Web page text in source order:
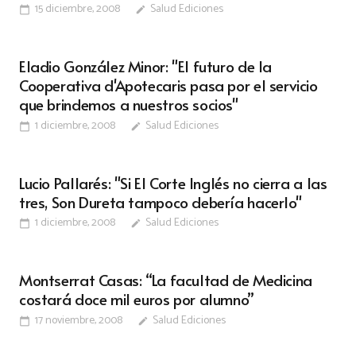
calendar_today 15 diciembre, 2008 edit Salud Ediciones
Eladio González Minor: "El futuro de la
Cooperativa d'Apotecaris pasa por el servicio
que brindemos a nuestros socios"
calendar_today 1 diciembre, 2008 edit Salud Ediciones
Lucio Pallarés: "Si El Corte Inglés no cierra a las
tres, Son Dureta tampoco debería hacerlo"
calendar_today 1 diciembre, 2008 edit Salud Ediciones
Montserrat Casas: “La facultad de Medicina
costará doce mil euros por alumno”
calendar_today 17 noviembre, 2008 edit Salud Ediciones